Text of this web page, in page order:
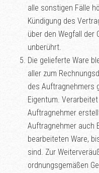
alle sonstigen Fälle
Kündigung des
über den Wegfall der
unberührt.
Die gelieferte Ware
aller zum
des Auftragnehmers
Eigentum.
Auftragnehmer
Auftragnehmer auch
bearbeiteten Ware,
sind. Zur
ordnungsgemäßen